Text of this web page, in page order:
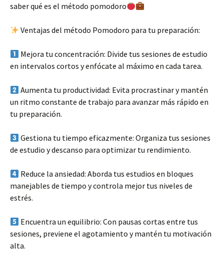
saber qué es el método pomodoro
Ventajas del método Pomodoro para tu preparación:
Mejora tu concentración: Divide tus sesiones de estudio
en intervalos cortos y enfócate al máximo en cada tarea.
Aumenta tu productividad: Evita procrastinar y mantén
un ritmo constante de trabajo para avanzar más rápido en
tu preparación.
Gestiona tu tiempo eficazmente: Organiza tus sesiones
de estudio y descanso para optimizar tu rendimiento.
Reduce la ansiedad: Aborda tus estudios en bloques
manejables de tiempo y controla mejor tus niveles de
estrés.
Encuentra un equilibrio: Con pausas cortas entre tus
sesiones, previene el agotamiento y mantén tu motivación
alta.